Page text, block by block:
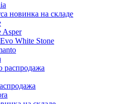
новинка на складе
Asper
White Stone
распродажа